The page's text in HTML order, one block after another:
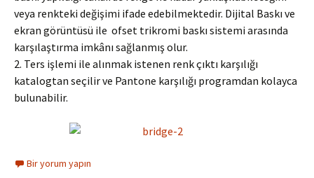
veya renkteki değişimi ifade edebilmektedir. Dijital Baskı ve
ekran görüntüsü ile ofset trikromi baskı sistemi arasında
karşılaştırma imkânı sağlanmış olur.
2. Ters işlemi ile alınmak istenen renk çıktı karşılığı
katalogtan seçilir ve Pantone karşılığı programdan kolayca
bulunabilir.
Bir yorum yapın